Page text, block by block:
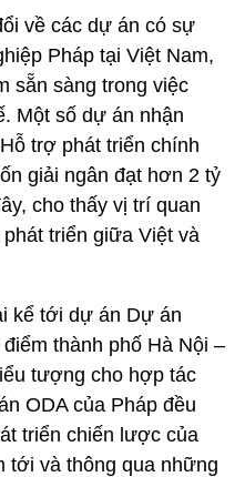
về các dự án có sự
Pháp tại Việt Nam,
sẵn sàng trong việc
Một số dự án nhận
trợ phát triển chính
giải ngân đạt hơn 2 tỷ
cho thấy vị trí quan
triển giữa Việt và
kể tới dự án Dự án
thành phố Hà Nội –
tượng cho hợp tác
ODA của Pháp đều
triển chiến lược của
tới và thông qua những